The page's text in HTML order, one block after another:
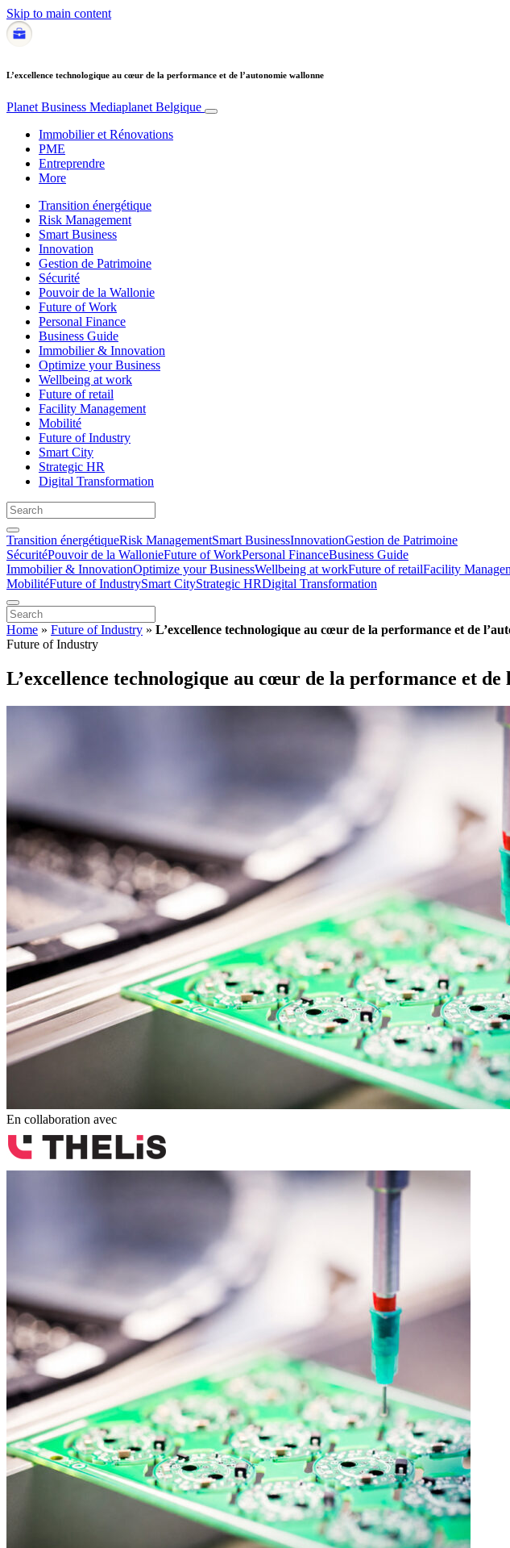
Skip to main content
L’excellence technologique au cœur de la performance et de l’autonomie wallonne
Planet Business Mediaplanet Belgique
Immobilier et Rénovations
PME
Entreprendre
More
Transition énergétique
Risk Management
Smart Business
Innovation
Gestion de Patrimoine
Sécurité
Pouvoir de la Wallonie
Future of Work
Personal Finance
Business Guide
Immobilier & Innovation
Optimize your Business
Wellbeing at work
Future of retail
Facility Management
Mobilité
Future of Industry
Smart City
Strategic HR
Digital Transformation
Transition énergétiqueRisk ManagementSmart BusinessInnovationGestion de Patrimoine
SécuritéPouvoir de la WallonieFuture of WorkPersonal FinanceBusiness Guide
Immobilier & InnovationOptimize your BusinessWellbeing at workFuture of retailFacility
MobilitéFuture of IndustrySmart CityStrategic HRDigital Transformation
Home » Future of Industry » L’excellence technologique au cœur de la performance et de
Future of Industry
L’excellence technologique au cœur de la performance et de
En collaboration avec